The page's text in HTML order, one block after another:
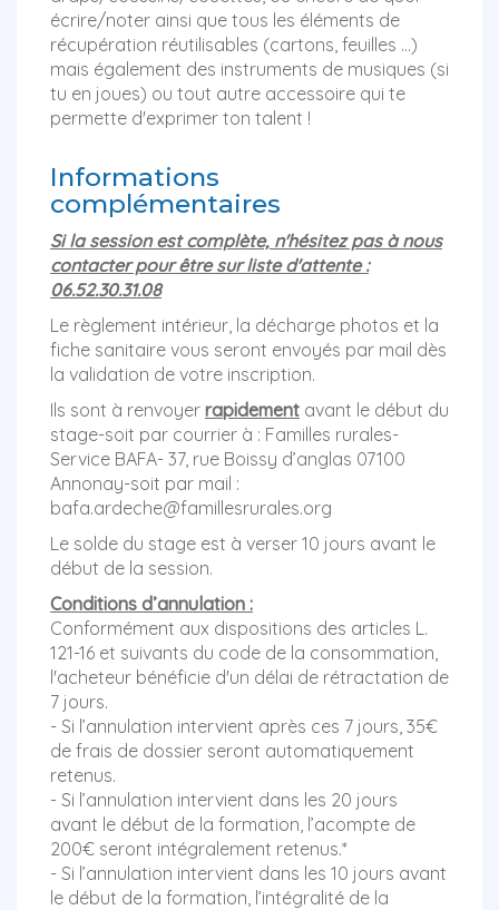
écrire/noter ainsi que tous les éléments de
récupération réutilisables (cartons, feuilles ...)
mais également des instruments de musiques (si
tu en joues) ou tout autre accessoire qui te
permette d'exprimer ton talent !
Informations
complémentaires
Si la session est complète, n'hésitez pas à nous
contacter pour être sur liste d'attente :
06.52.30.31.08
Le règlement intérieur, la décharge photos et la
fiche sanitaire vous seront envoyés par mail dès
la validation de votre inscription.
Ils sont à renvoyer rapidement avant le début du
stage-soit par courrier à : Familles rurales-
Service BAFA- 37, rue Boissy d’anglas 07100
Annonay-soit par mail :
bafa.ardeche@famillesrurales.org
Le solde du stage est à verser 10 jours avant le
début de la session.
Conditions d’annulation :
Conformément aux dispositions des articles L.
121-16 et suivants du code de la consommation,
l'acheteur bénéficie d'un délai de rétractation de
7 jours.
- Si l’annulation intervient après ces 7 jours, 35€
de frais de dossier seront automatiquement
retenus.
- Si l’annulation intervient dans les 20 jours
avant le début de la formation, l’acompte de
200€ seront intégralement retenus.*
- Si l’annulation intervient dans les 10 jours avant
le début de la formation, l’intégralité de la